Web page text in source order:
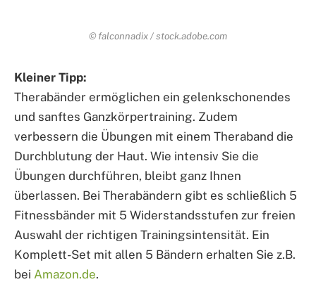
© falconnadix / stock.adobe.com
Kleiner Tipp:
Therabänder ermöglichen ein gelenkschonendes
und sanftes Ganzkörpertraining. Zudem
verbessern die Übungen mit einem Theraband die
Durchblutung der Haut. Wie intensiv Sie die
Übungen durchführen, bleibt ganz Ihnen
überlassen. Bei Therabändern gibt es schließlich 5
Fitnessbänder mit 5 Widerstandsstufen zur freien
Auswahl der richtigen Trainingsintensität. Ein
Komplett-Set mit allen 5 Bändern erhalten Sie z.B.
bei Amazon.de.